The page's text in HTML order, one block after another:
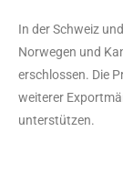
In der Schweiz
Norwegen und
erschlossen. Die
weiterer
unterstützen.